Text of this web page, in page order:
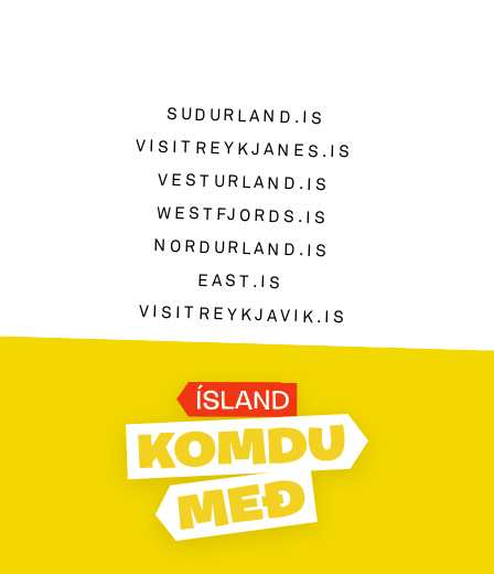
SUDURLAND.IS
VISITREYKJANES.IS
VESTURLAND.IS
WESTFJORDS.IS
NORDURLAND.IS
EAST.IS
VISITREYKJAVIK.IS